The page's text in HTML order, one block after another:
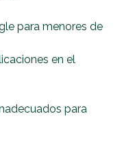
para menores de
en el
para